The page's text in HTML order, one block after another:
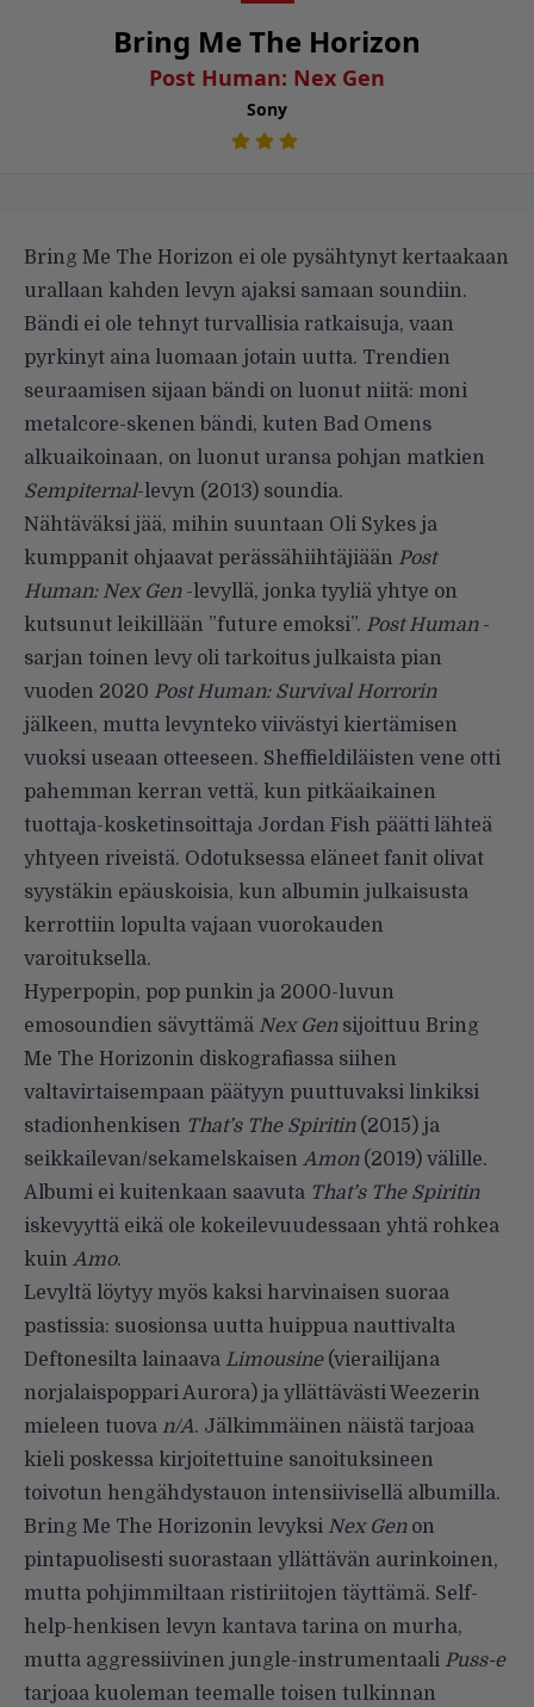
Bring Me The Horizon
Post Human: Nex Gen
Sony
Bring Me The Horizon ei ole pysähtynyt kertaakaan
urallaan kahden levyn ajaksi samaan soundiin.
Bändi ei ole tehnyt turvallisia ratkaisuja, vaan
pyrkinyt aina luomaan jotain uutta. Trendien
seuraamisen sijaan bändi on luonut niitä: moni
metalcore-skenen bändi, kuten Bad Omens
alkuaikoinaan, on luonut uransa pohjan matkien
Sempiternal-levyn (2013) soundia.
Nähtäväksi jää, mihin suuntaan Oli Sykes ja
kumppanit ohjaavat perässähiihtäjiään Post
Human: Nex Gen -levyllä, jonka tyyliä yhtye on
kutsunut leikillään ”future emoksi”. Post Human -
sarjan toinen levy oli tarkoitus julkaista pian
vuoden 2020 Post Human: Survival Horrorin
jälkeen, mutta levynteko viivästyi kiertämisen
vuoksi useaan otteeseen. Sheffieldiläisten vene otti
pahemman kerran vettä, kun pitkäaikainen
tuottaja-kosketinsoittaja Jordan Fish päätti lähteä
yhtyeen riveistä. Odotuksessa eläneet fanit olivat
syystäkin epäuskoisia, kun albumin julkaisusta
kerrottiin lopulta vajaan vuorokauden
varoituksella.
Hyperpopin, pop punkin ja 2000-luvun
emosoundien sävyttämä Nex Gen sijoittuu Bring
Me The Horizonin diskografiassa siihen
valtavirtaisempaan päätyyn puuttuvaksi linkiksi
stadionhenkisen That’s The Spiritin (2015) ja
seikkailevan/sekamelskaisen Amon (2019) välille.
Albumi ei kuitenkaan saavuta That’s The Spiritin
iskevyyttä eikä ole kokeilevuudessaan yhtä rohkea
kuin Amo.
Levyltä löytyy myös kaksi harvinaisen suoraa
pastissia: suosionsa uutta huippua nauttivalta
Deftonesilta lainaava Limousine (vierailijana
norjalaispoppari Aurora) ja yllättävästi Weezerin
mieleen tuova n/A. Jälkimmäinen näistä tarjoaa
kieli poskessa kirjoitettuine sanoituksineen
toivotun hengähdystauon intensiivisellä albumilla.
Bring Me The Horizonin levyksi Nex Gen on
pintapuolisesti suorastaan yllättävän aurinkoinen,
mutta pohjimmiltaan ristiriitojen täyttämä. Self-
help-henkisen levyn kantava tarina on murha,
mutta aggressiivinen jungle-instrumentaali Puss-e
tarjoaa kuoleman teemalle toisen tulkinnan